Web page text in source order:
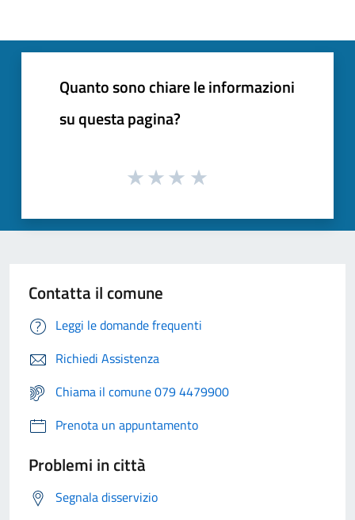
Quanto sono chiare le informazioni
su questa pagina?
Contatta il comune
Leggi le domande frequenti
Richiedi Assistenza
Chiama il comune 079 4479900
Prenota un appuntamento
Problemi in città
Segnala disservizio